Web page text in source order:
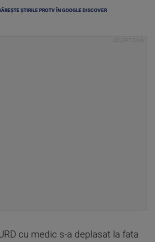
ȘTIRILE PROTV ÎN GOOGLE DISCOVER
cu medic s-a deplasat la fata